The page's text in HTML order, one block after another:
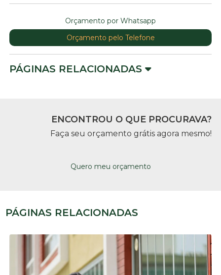
Orçamento por Whatsapp
Orçamento pelo Telefone
PÁGINAS RELACIONADAS
ENCONTROU O QUE PROCURAVA?
Faça seu orçamento grátis agora mesmo!
Quero meu orçamento
PÁGINAS RELACIONADAS